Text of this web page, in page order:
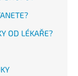
OD LÉKAŘE?